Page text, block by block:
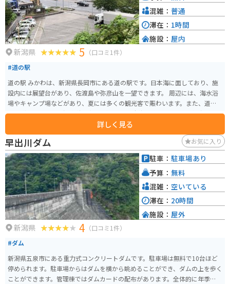
新潟県 5 （口コミ1件）
#道の駅
道の駅 みかわは、新潟県長岡市にある道の駅です。日本海に面しており、施
設内には展望台があり、佐渡島や弥彦山を一望できます。 周辺には、海水浴
場やキャンプ場などがあり、夏には多くの観光客で賑わいます。また、道の
駅の隣には「みかわ温泉 海の湯」があり、日本海の絶景を眺めながら温泉を
楽しむことができます。温泉はナトリウム-塩化物強塩泉で、保温効果が高く
湯冷めしにくいのが特徴です。 バイクで訪れる場合、日本海沿岸を走る国道3
52号線は、景色が良くツーリングに最適です。道の駅には、バイク専用の駐
車場も用意されています。 地元の名産品としては、新鮮な海の幸が挙げられ
ます。道の駅内のレストランでは、地元で獲れた魚介類を使った料理を楽し
むことができます。また、お土産コーナーでは、干物や海産物の加工品など
も販売されています。
詳しく見る
混雑： 普通
滞在： 1時間
施設： 屋内
早出川ダム お気に入り
新潟県 4 （口コミ1件）
#ダム
新潟県五泉市にある重力式コンクリートダムです。駐車場は無料で10台ほど
停められます。駐車場からはダムを横から眺めることができ、ダムの上を歩く
ことができます。管理棟ではダムカードの配布があります。全体的に年季の入
駐車： 駐車場あり
予算： 無料
混雑： 空いている
滞在： 20時間
施設： 屋外